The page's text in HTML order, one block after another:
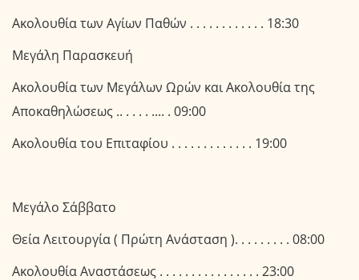
Ακολουθία των Αγίων Παθών . . . . . . . . . . . . 18:30
Μεγάλη Παρασκευή
Ακολουθία των Μεγάλων Ωρών και Ακολουθία της
Αποκαθηλώσεως .. . . . . .... . 09:00
Ακολουθία του Επιταφίου . . . . . . . . . . . . . 19:00
Μεγάλο Σάββατο
Θεία Λειτουργία ( Πρώτη Ανάσταση ). . . . . . . . . 08:00
Ακολουθία Αναστάσεως . . . . . . . . . . . . . . . . 23:00